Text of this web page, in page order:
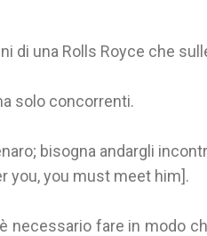
di una Rolls Royce che
solo concorrenti.
bisogna andargli
you, you must meet him].
necessario fare in modo